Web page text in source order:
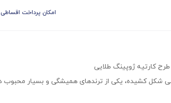
امکان پرداخت اقساطی
کارتیه ژوپینگ طلایی